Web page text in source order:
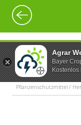
Agrar
Bayer
Kostenlos
Pflanzenschutzmittel /